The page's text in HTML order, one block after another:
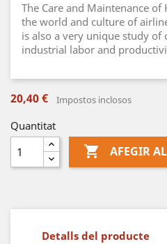
The Care and Maintenance of
the world and culture of
is also a very unique study of
industrial labor and
20,40 € Impostos inclosos
Quantitat
 AFEGIR
Detalls del producte